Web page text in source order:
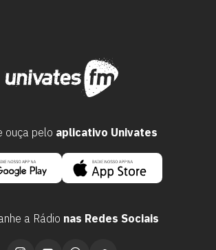
a Rádio nas Redes Sociais
ouça pelo aplicativo Univates